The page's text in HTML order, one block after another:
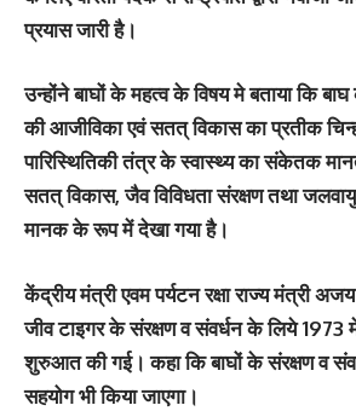
प्रयास जारी है।
उन्होंने बाघों के महत्व के विषय मे बताया कि
की आजीविका एवं सतत् विकास का प्रतीक
पारिस्थितिकी तंत्र के स्वास्थ्य का संकेतक
सतत् विकास, जैव विविधता संरक्षण तथा जलवायु
मानक के रूप में देखा गया है।
केंद्रीय मंत्री एवम पर्यटन रक्षा राज्य मंत्री
जीव टाइगर के संरक्षण व संवर्धन के लिये 1973
शुरुआत की गई। कहा कि बाघों के संरक्षण व
सहयोग भी किया जाएगा।